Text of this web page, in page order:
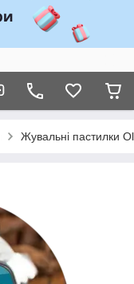
Жувальні пастилки